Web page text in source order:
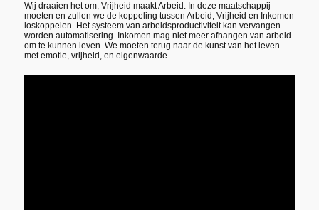
Wij draaien het om, Vrijheid maakt Arbeid. In deze maatschappij
moeten en zullen we de koppeling tussen Arbeid, Vrijheid en Inkomen
loskoppelen. Het systeem van arbeidsproductiviteit kan vervangen
worden automatisering. Inkomen mag niet meer afhangen van arbeid
om te kunnen leven. We moeten terug naar de kunst van het leven
met emotie, vrijheid, en eigenwaarde.